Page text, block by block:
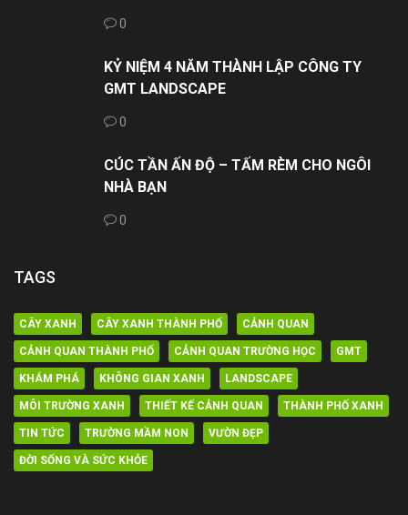
0
KỶ NIỆM 4 NĂM THÀNH LẬP CÔNG TY
GMT LANDSCAPE
0
CÚC TẦN ẤN ĐỘ – TẤM RÈM CHO NGÔI
NHÀ BẠN
0
TAGS
CÂY XANH CÂY XANH THÀNH PHỐ CẢNH QUAN
CẢNH QUAN THÀNH PHỐ CẢNH QUAN TRƯỜNG HỌC GMT
KHÁM PHÁ KHÔNG GIAN XANH LANDSCAPE
MÔI TRƯỜNG XANH THIẾT KẾ CẢNH QUAN THÀNH PHỐ XANH
TIN TỨC TRƯỜNG MẦM NON VƯỜN ĐẸP
ĐỜI SỐNG VÀ SỨC KHỎE